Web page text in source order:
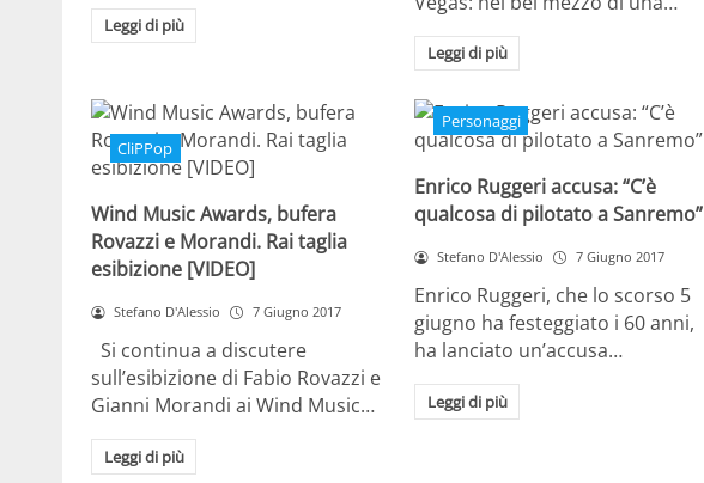
Leggi di più
Leggi di più
CliPPop
Wind Music Awards, bufera
Rovazzi e Morandi. Rai taglia
esibizione [VIDEO]
Stefano D'Alessio 7 Giugno 2017
Si continua a discutere
sull’esibizione di Fabio Rovazzi e
Gianni Morandi ai Wind Music…
Leggi di più
Personaggi
Enrico Ruggeri accusa: “C’è
qualcosa di pilotato a Sanremo”
Stefano D'Alessio 7 Giugno 2017
Enrico Ruggeri, che lo scorso 5
giugno ha festeggiato i 60 anni,
ha lanciato un’accusa…
Leggi di più